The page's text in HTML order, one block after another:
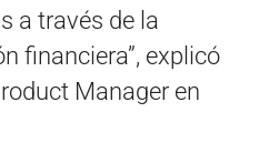
a través de la
financiera”, explicó
Manager en